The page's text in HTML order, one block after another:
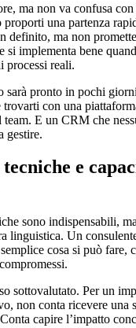
ma non va confusa
una partenza
definito, ma non
si implementa bene
processi reali.
sarà pronto in pochi
con una
team. E un CRM che
gestire.
e
sono indispensabili,
linguistica. Un
cosa si può fare,
sottovalutato. Per un
non conta ricevere una
capire l’impatto